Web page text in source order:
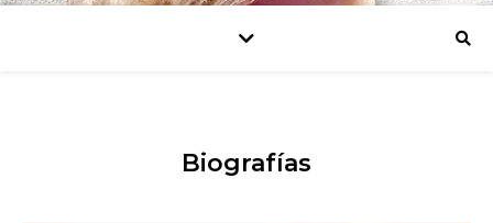
Biografías